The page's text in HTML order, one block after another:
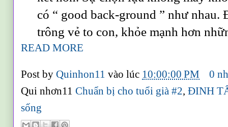
có “ good back-ground ” như nhau.
trông vẻ to con, khỏe mạnh hơn
READ MORE
Post byQuinhon11vào lúc 10:00:00 PM
0
Qui nhơn11Chuẩn bị cho tuổi già #2,ĐINH
sống